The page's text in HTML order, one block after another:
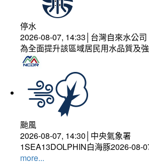
停水
2026-08-07, 14:33│台灣自來水公司
為全面提升該區域居民用水品質及
颱風
2026-08-07, 14:30│中央氣象署
1SEA13DOLPHIN白海豚2026-08-
more...